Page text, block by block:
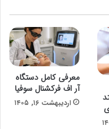
۳ متد
معرفی کامل دستگاه
آر اف فرکشنال سوفیا
اردیبهشت ۱۶, ۱۴۰۵